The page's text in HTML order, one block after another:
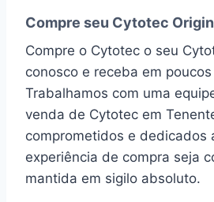
Compre seu Cytotec
Compre o Cytotec o seu
conosco e receba em
Trabalhamos com uma
venda de Cytotec em
comprometidos e dedicados
experiência de compra seja
mantida em sigilo absoluto.